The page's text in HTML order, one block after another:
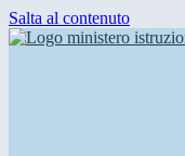
Salta al contenuto